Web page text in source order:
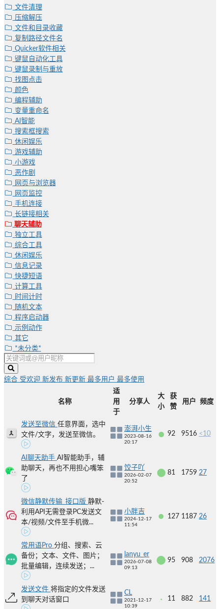
文件清理
压缩解压
文件和目录收藏
复制路径文件名
Quicker软件相关
键鼠自动化工具
键鼠录制与重放
找图点击
颜色
编程辅助
变量重命名
AI智能
搜索框搜索
休闲娱乐
游戏辅助
小游戏
恶作剧
网页与浏览器
网页监控
手机连接
长链接相关
聊天辅助
独立工具
综合工具
休闲娱乐
信息记录
快捷短语
计算工具
时间计时
随机文本
程序启动器
示例动作
其它
*未分类*
综合 受欢迎 新发布 新更新 最多用户 最多使用
名称
适
用
于
分享人
大
小
获
赞
用户 频度
发送至微信 任意界面，选中
文件/文字，发送至微信。
澎湃小生
2023-08-16
20:17
92 9516 <10
AI聊天助手 AI智能助手，辅
助聊天，再也不用担心嘴笨
了
饺子吖
2026-02-07
20:52
81 1759 27
微信静默传输_接口版 静默-
利用API无需登录PC发送文
本/视频/文件至手机微...
小胖吉
2024-12-17
11:54
127 1187 26
常用语Pro 分组、搜索、云
备份；文本、文件、图片；
批量编辑，连续发送；...
lanyu_er
2026-07-08
09:13
95 908 2076
发送文件 将指定的文件发送
到聊天对话窗口
CL
2021-12-17
10:39
11 882 141